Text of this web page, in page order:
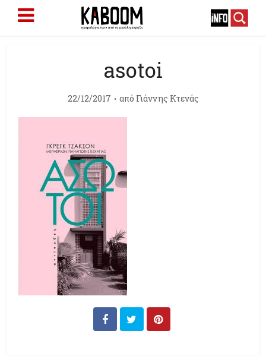
asotoi
22/12/2017 από Γιάννης Κτενάς